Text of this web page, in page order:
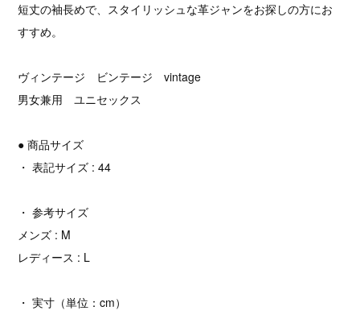
短丈の袖長めで、スタイリッシュな革ジャンをお探しの方にお
すすめ。
ヴィンテージ ビンテージ vintage
男女兼用 ユニセックス
● 商品サイズ
・ 表記サイズ : 44
・ 参考サイズ
メンズ : M
レディース : L
・ 実寸（単位：cm）